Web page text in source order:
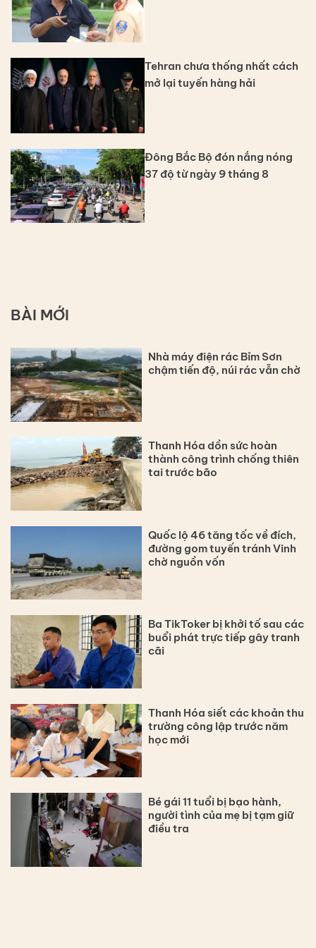
Tehran chưa thống nhất cách
mở lại tuyến hàng hải
Đông Bắc Bộ đón nắng nóng
37 độ từ ngày 9 tháng 8
BÀI MỚI
Nhà máy điện rác Bỉm Sơn
chậm tiến độ, núi rác vẫn chờ
Thanh Hóa dồn sức hoàn
thành công trình chống thiên
tai trước bão
Quốc lộ 46 tăng tốc về đích,
đường gom tuyến tránh Vinh
chờ nguồn vốn
Ba TikToker bị khởi tố sau các
buổi phát trực tiếp gây tranh
cãi
Thanh Hóa siết các khoản thu
trường công lập trước năm
học mới
Bé gái 11 tuổi bị bạo hành,
người tình của mẹ bị tạm giữ
điều tra